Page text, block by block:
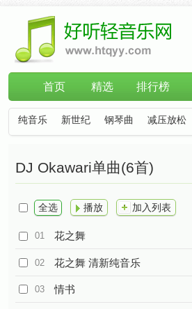
首页 精选 排行榜
纯音乐 新世纪 钢琴曲 减压放松
DJ Okawari单曲(6首)
全选 播放 加入列表
01 花之舞
02 花之舞 清新纯音乐
03 情书